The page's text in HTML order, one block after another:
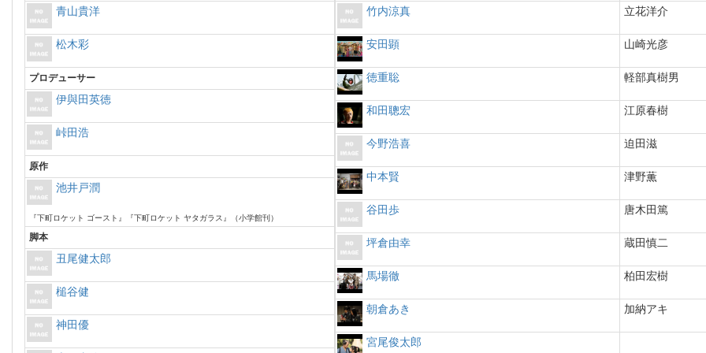
青山貴洋
松木彩
プロデューサー
伊與田英徳
峠田浩
原作
池井戸潤
『下町ロケット ゴースト』『下町ロケット ヤタガラス』（小学館刊）
脚本
丑尾健太郎
槌谷健
神田優
竹内涼真 立花洋介
安田顕 山崎光彦
徳重聡 軽部真樹男
和田聰宏 江原春樹
今野浩喜 迫田滋
中本賢 津野薫
谷田歩 唐木田篤
坪倉由幸 蔵田慎二
馬場徹 柏田宏樹
朝倉あき 加納アキ
宮尾俊太郎